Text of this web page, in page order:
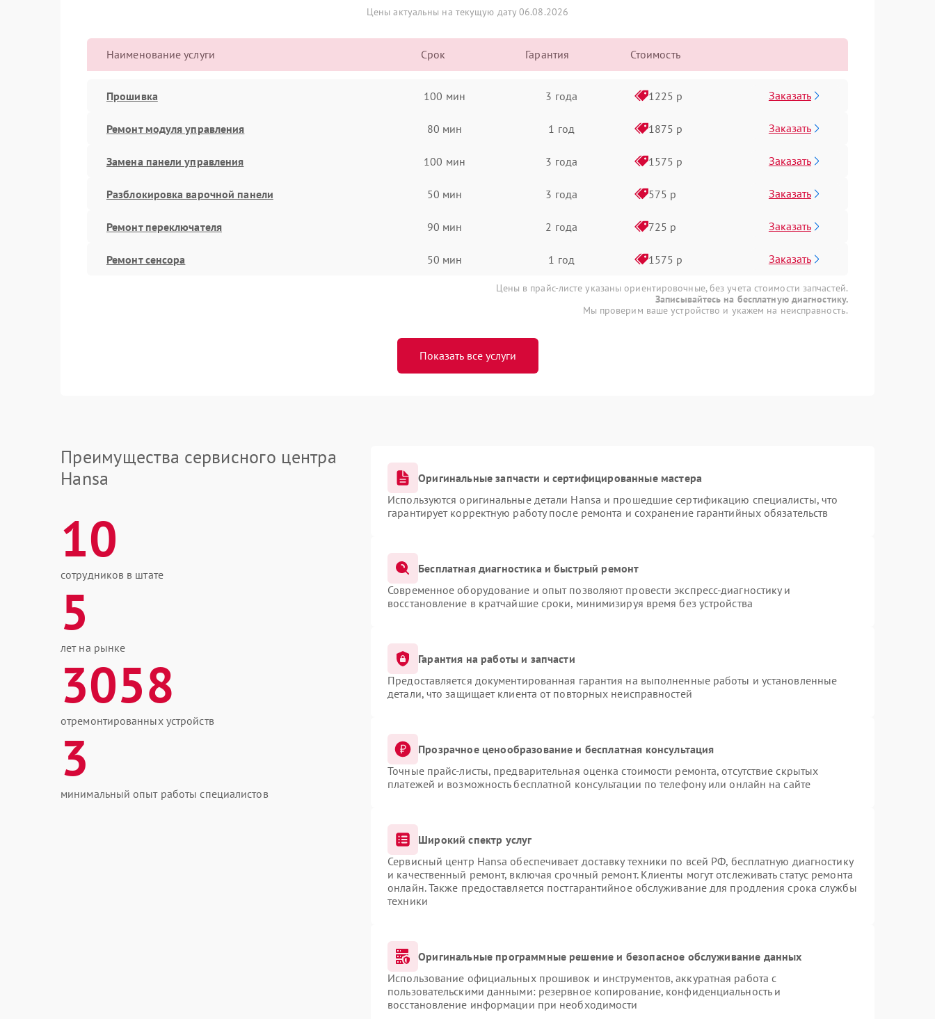
Цены актуальны на текущую дату 06.08.2026
Наименование услуги Срок Гарантия Стоимость
Прошивка 100 мин 3 года 1225 р Заказать
Ремонт модуля управления 80 мин 1 год 1875 р Заказать
Замена панели управления 100 мин 3 года 1575 р Заказать
Разблокировка варочной панели 50 мин 3 года 575 р Заказать
Ремонт переключателя 90 мин 2 года 725 р Заказать
Ремонт сенсора 50 мин 1 год 1575 р Заказать
Цены в прайс-листе указаны ориентировочные, без учета стоимости запчастей.
Записывайтесь на бесплатную диагностику.
Мы проверим ваше устройство и укажем на неисправность.
Показать все услуги
Преимущества сервисного центра
Hansa
10
сотрудников в штате
5
лет на рынке
3058
отремонтированных устройств
3
минимальный опыт работы специалистов
Оригинальные запчасти и сертифицированные мастера
Используются оригинальные детали Hansa и прошедшие сертификацию специалисты, что
гарантирует корректную работу после ремонта и сохранение гарантийных обязательств
Бесплатная диагностика и быстрый ремонт
Современное оборудование и опыт позволяют провести экспресс-диагностику и
восстановление в кратчайшие сроки, минимизируя время без устройства
Гарантия на работы и запчасти
Предоставляется документированная гарантия на выполненные работы и установленные
детали, что защищает клиента от повторных неисправностей
Прозрачное ценообразование и бесплатная консультация
Точные прайс-листы, предварительная оценка стоимости ремонта, отсутствие скрытых
платежей и возможность бесплатной консультации по телефону или онлайн на сайте
Широкий спектр услуг
Сервисный центр Hansa обеспечивает доставку техники по всей РФ, бесплатную диагностику
и качественный ремонт, включая срочный ремонт. Клиенты могут отслеживать статус ремонта
онлайн. Также предоставляется постгарантийное обслуживание для продления срока службы
техники
Оригинальные программные решение и безопасное обслуживание данных
Использование официальных прошивок и инструментов, аккуратная работа с
пользовательскими данными: резервное копирование, конфиденциальность и
восстановление информации при необходимости